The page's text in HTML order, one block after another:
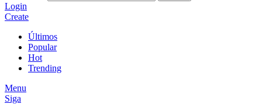
Login
Create
Últimos
Popular
Hot
Trending
Menu
Siga